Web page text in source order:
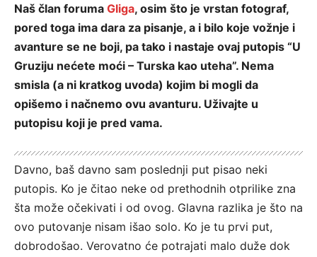
Naš član foruma Gliga, osim što je vrstan fotograf,
pored toga ima dara za pisanje, a i bilo koje vožnje i
avanture se ne boji, pa tako i nastaje ovaj putopis “U
Gruziju nećete moći – Turska kao uteha”. Nema
smisla (a ni kratkog uvoda) kojim bi mogli da
opišemo i načnemo ovu avanturu. Uživajte u
putopisu koji je pred vama.
Davno, baš davno sam poslednji put pisao neki
putopis. Ko je čitao neke od prethodnih otprilike zna
šta može očekivati i od ovog. Glavna razlika je što na
ovo putovanje nisam išao solo. Ko je tu prvi put,
dobrodošao. Verovatno će potrajati malo duže dok